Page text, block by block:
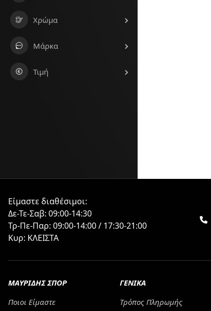
Χρώμα
Μάρκα
Τιμή
Είμαστε διαθέσιμοι:
Δε-Τε-Σαβ: 09:00-14:30
Τρ-Πε-Παρ: 09:00-14:00 / 17:30-21:00
Κυρ: ΚΛΕΙΣΤΑ
ΜΑΥΡΙΔΗΣ ΣΠΟΡ
Ποιοι Είμαστε
ΓΕΝΙΚΑ
Τρόπος Πληρωμής